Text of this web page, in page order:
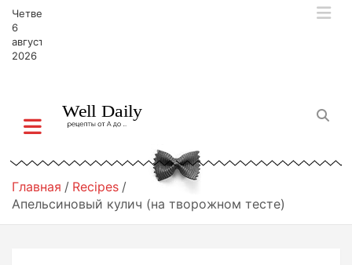
Четверг,
6
августа,
2026
Главная
Recipes
Апельсиновый кулич (на творожном тесте)